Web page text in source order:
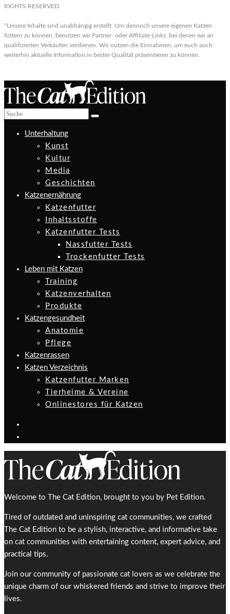
RIGHTS RESERVED
*Unsere Inhalte sind unabhängig erstellt. Um dennoch unsere eigenen Katzen
füttern zu können, benutzen wir Partner- oder Affiliate-Links. bei denen wir an
qualifizierten Verkäufen verdienen. Wir nutzen die Einnahmen, um euch auch
weiterhin aktuelle Information in bester Qualität präsentieren zu können.
Unterhaltung
Kunst
Kultur
Media
Geschichten
Katzenernährung
Katzenfutter
Inhaltsstoffe
Katzenfutter Tests
Nassfutter Tests
Trockenfutter Tests
Leben mit Katzen
Training
Katzenverhalten
Produkte
Katzengesundheit
Anatomie
Pflege
Katzenrassen
Katzen Verzeichnis
Katzenfutter Marken
Tierheime & Vereine
Onlinestores für Katzen
Welcome to The Cat Edition, brought to you by Pet Edition.
Tired of outdated and uninspiring cat communities, we crafted
The Cat Edition to be a stylish, interactive, and informative take
on cat communities with entertaining content, expert advice, and
practical tips.
Join our community of passionate cat lovers as we celebrate the
unique charm of our whiskered friends and strive to improve their
lives.